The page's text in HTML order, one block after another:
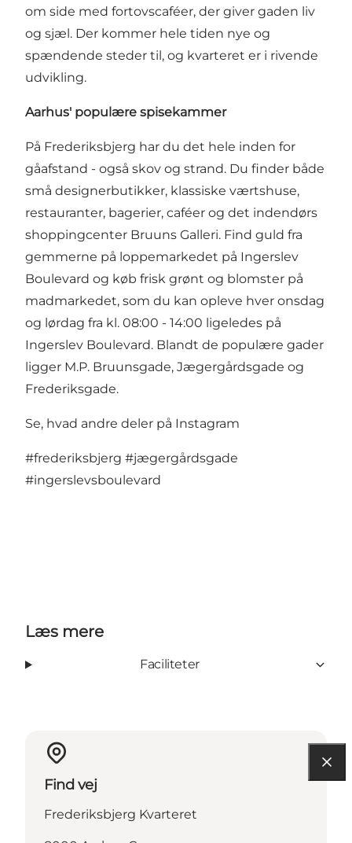
om side med fortovscaféer, der giver gaden liv
og sjæl. Der kommer hele tiden nye og
spændende steder til, og kvarteret er i rivende
udvikling.
Aarhus' populære spisekammer
På Frederiksbjerg har du det hele inden for
gåafstand - også skov og strand. Du finder både
små designerbutikker, klassiske værtshuse,
restauranter, bagerier, caféer og det indendørs
shoppingcenter Bruuns Galleri. Find guld fra
gemmerne på loppemarkedet på Ingerslev
Boulevard og køb frisk grønt og blomster på
madmarkedet, som du kan opleve hver onsdag
og lørdag fra kl. 08:00 - 14:00 ligeledes på
Ingerslev Boulevard. Blandt de populære gader
ligger M.P. Bruunsgade, Jægergårdsgade og
Frederiksgade.
Se, hvad andre deler på Instagram
#frederiksbjerg #jægergårdsgade
#ingerslevsboulevard
Læs mere
Faciliteter
Find vej
Frederiksbjerg Kvarteret